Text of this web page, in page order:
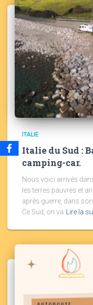
ITALIE
Italie du Sud :
camping-car.
Nous voici arrivés
les terres pauvres et
après guerre, dans son
Ce Sud, on va
Lire la